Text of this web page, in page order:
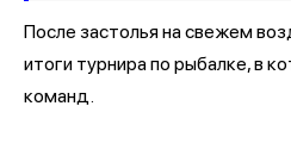
После застолья на свежем
итоги турнира по рыбалке, в
команд.